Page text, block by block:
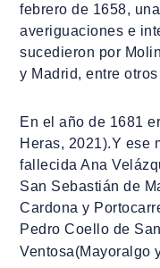
febrero de 1658,
averiguaciones e
sucedieron por
y Madrid, entre
En el año de 1681
Heras, 2021).Y ese
fallecida Ana
San Sebastián de
Cardona y
Pedro Coello de
Ventosa(Mayoralgo